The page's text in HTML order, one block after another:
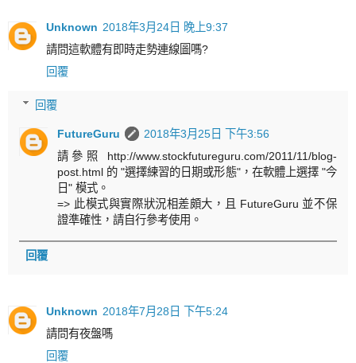
Unknown 2018年3月24日 晚上9:37
請問這軟體有即時走勢連線圖嗎?
回覆
回覆
FutureGuru
2018年3月25日 下午3:56
請參照 http://www.stockfutureguru.com/2011/11/blog-
post.html 的 "選擇練習的日期或形態"，在軟體上選擇 "今
日" 模式。
=> 此模式與實際狀況相差頗大，且 FutureGuru 並不保
證準確性，請自行參考使用。
回覆
Unknown 2018年7月28日 下午5:24
請問有夜盤嗎
回覆